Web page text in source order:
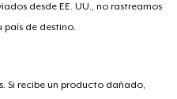
desde EE. UU., no rastreamos
país de destino.
Si recibe un producto dañado,